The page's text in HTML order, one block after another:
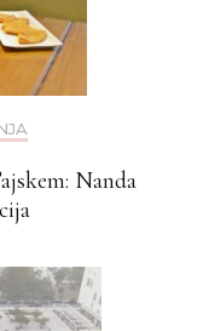
Nanda